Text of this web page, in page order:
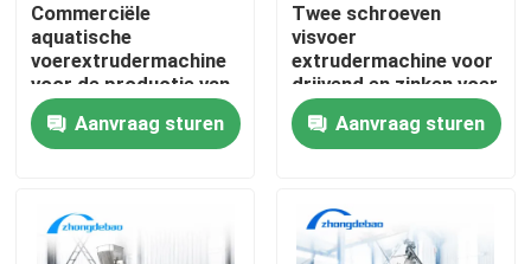
Thuis
VR-show
Commerciële
aquatische
voerextrudermachine
voor de productie van
visgarnalenvoer
Aanvraag sturen
Twee schroeven
visvoer
extrudermachine voor
drijvend en zinken voer
Aanvraag sturen